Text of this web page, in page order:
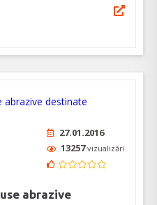
27.01.2016
13257vizualizări
abrazive